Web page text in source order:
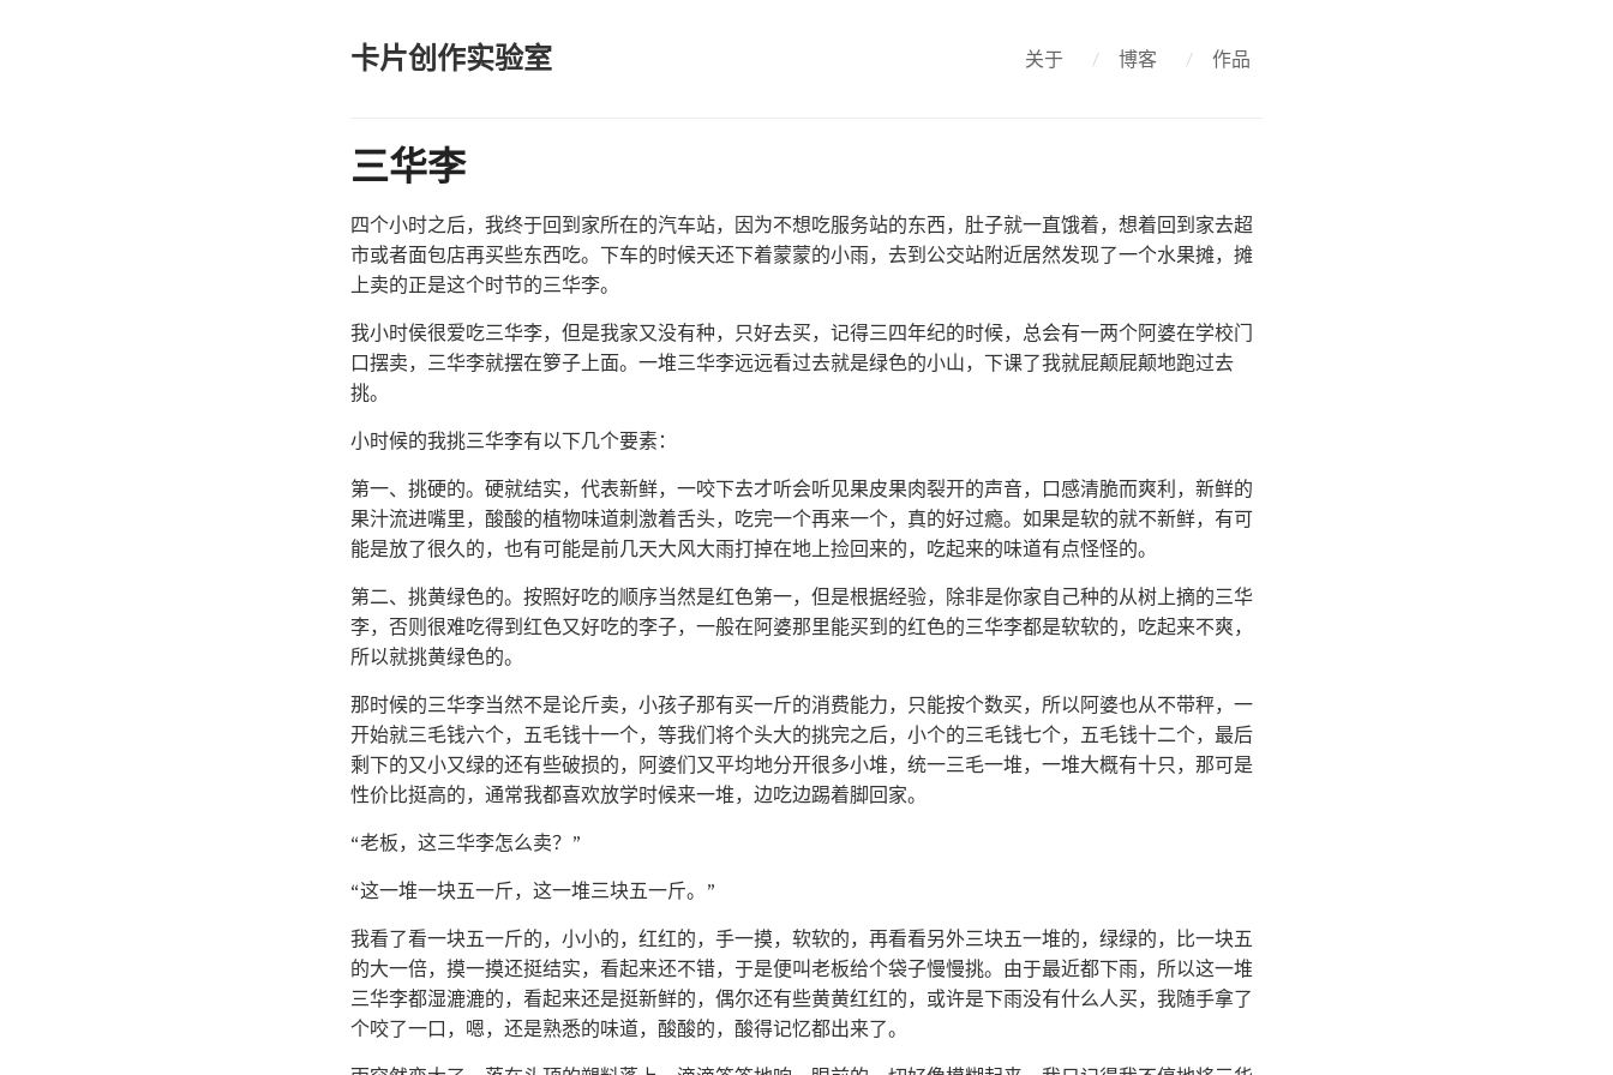
卡片创作实验室 关于 / 博客 / 作品
三华李
四个小时之后，我终于回到家所在的汽车站，因为不想吃服务站的东西，肚子就一直饿着，想着回到家去超
市或者面包店再买些东西吃。下车的时候天还下着蒙蒙的小雨，去到公交站附近居然发现了一个水果摊，摊
上卖的正是这个时节的三华李。
我小时侯很爱吃三华李，但是我家又没有种，只好去买，记得三四年纪的时候，总会有一两个阿婆在学校门
口摆卖，三华李就摆在箩子上面。一堆三华李远远看过去就是绿色的小山，下课了我就屁颠屁颠地跑过去
挑。
小时候的我挑三华李有以下几个要素：
第一、挑硬的。硬就结实，代表新鲜，一咬下去才听会听见果皮果肉裂开的声音，口感清脆而爽利，新鲜的
果汁流进嘴里，酸酸的植物味道刺激着舌头，吃完一个再来一个，真的好过瘾。如果是软的就不新鲜，有可
能是放了很久的，也有可能是前几天大风大雨打掉在地上捡回来的，吃起来的味道有点怪怪的。
第二、挑黄绿色的。按照好吃的顺序当然是红色第一，但是根据经验，除非是你家自己种的从树上摘的三华
李，否则很难吃得到红色又好吃的李子，一般在阿婆那里能买到的红色的三华李都是软软的，吃起来不爽，
所以就挑黄绿色的。
那时候的三华李当然不是论斤卖，小孩子那有买一斤的消费能力，只能按个数买，所以阿婆也从不带秤，一
开始就三毛钱六个，五毛钱十一个，等我们将个头大的挑完之后，小个的三毛钱七个，五毛钱十二个，最后
剩下的又小又绿的还有些破损的，阿婆们又平均地分开很多小堆，统一三毛一堆，一堆大概有十只，那可是
性价比挺高的，通常我都喜欢放学时候来一堆，边吃边踢着脚回家。
“老板，这三华李怎么卖？”
“这一堆一块五一斤，这一堆三块五一斤。”
我看了看一块五一斤的，小小的，红红的，手一摸，软软的，再看看另外三块五一堆的，绿绿的，比一块五
的大一倍，摸一摸还挺结实，看起来还不错，于是便叫老板给个袋子慢慢挑。由于最近都下雨，所以这一堆
三华李都湿漉漉的，看起来还是挺新鲜的，偶尔还有些黄黄红红的，或许是下雨没有什么人买，我随手拿了
个咬了一口，嗯，还是熟悉的味道，酸酸的，酸得记忆都出来了。